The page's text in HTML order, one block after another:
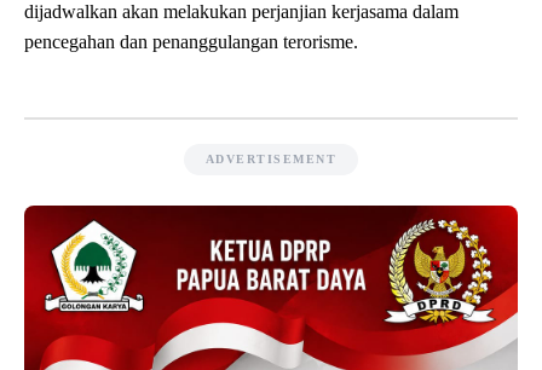
dijadwalkan akan melakukan perjanjian kerjasama dalam
pencegahan dan penanggulangan terorisme.
ADVERTISEMENT